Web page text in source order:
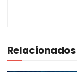
Relacionados